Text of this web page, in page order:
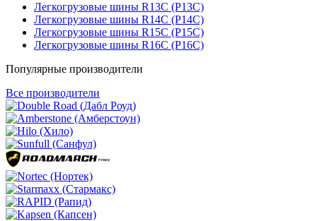
Легкогрузовые шины R13C (Р13С)
Легкогрузовые шины R14C (Р14С)
Легкогрузовые шины R15C (Р15С)
Легкогрузовые шины R16C (Р16С)
Популярные производители
Все производители